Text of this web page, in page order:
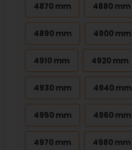
4870 mm 4880 mm
4890 mm 4900 mm
4910 mm 4920 mm
4930 mm 4940 mm
4950 mm 4960 mm
4970 mm 4980 mm